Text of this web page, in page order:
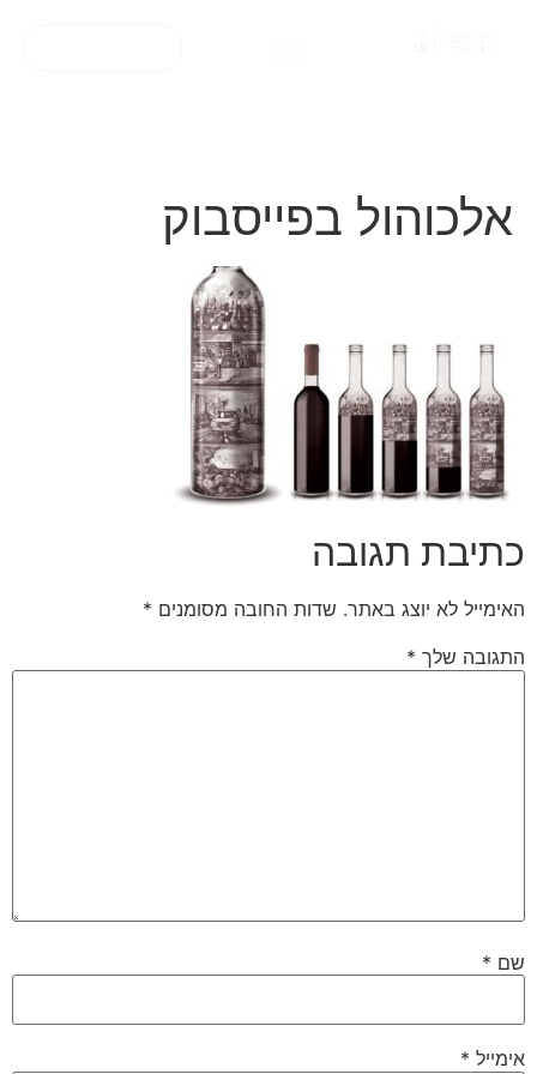
אלכוהול בפייסבוק
כתיבת תגובה
האימייל לא יוצג באתר. שדות החובה מסומנים *
התגובה שלך *
שם *
אימייל *